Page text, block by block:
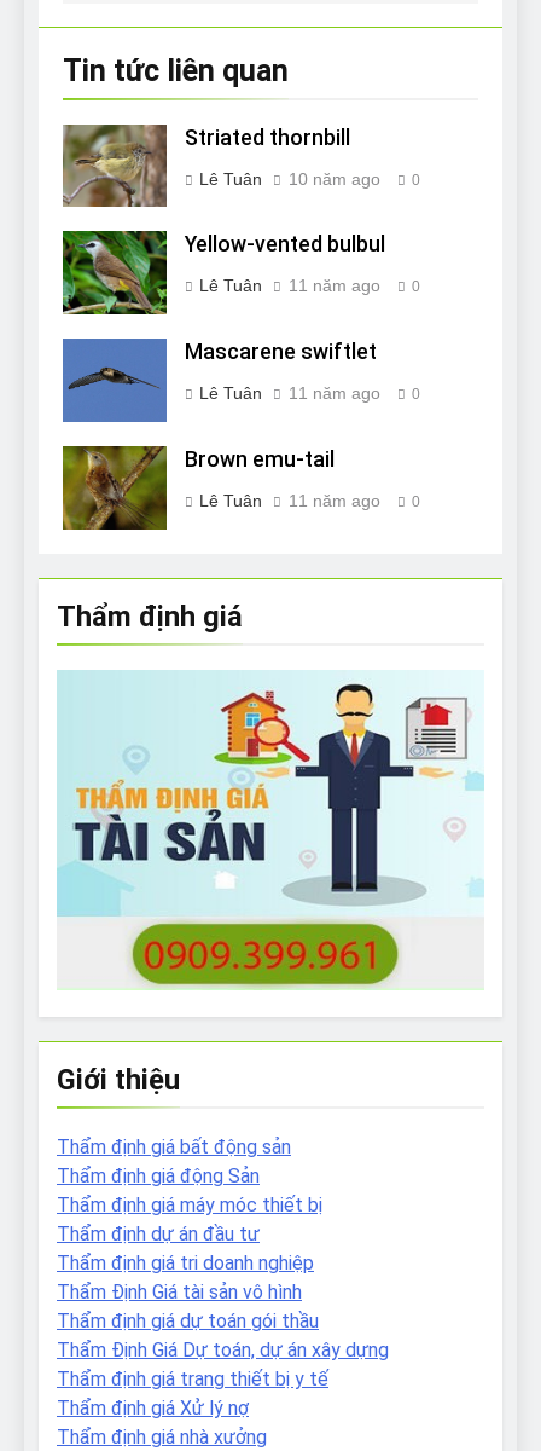
Tin tức liên quan
Striated thornbill
Lê Tuân 10 năm ago 0
Yellow-vented bulbul
Lê Tuân 11 năm ago 0
Mascarene swiftlet
Lê Tuân 11 năm ago 0
Brown emu-tail
Lê Tuân 11 năm ago 0
Thẩm định giá
Giới thiệu
Thẩm định giá bất động sản
Thẩm định giá động Sản
Thẩm định giá máy móc thiết bị
Thẩm định dự án đầu tư
Thẩm định giá tri doanh nghiệp
Thẩm Định Giá tài sản vô hình
Thẩm định giá dự toán gói thầu
Thẩm Định Giá Dự toán, dự án xây dựng
Thẩm định giá trang thiết bị y tế
Thẩm định giá Xử lý nợ
Thẩm định giá nhà xưởng